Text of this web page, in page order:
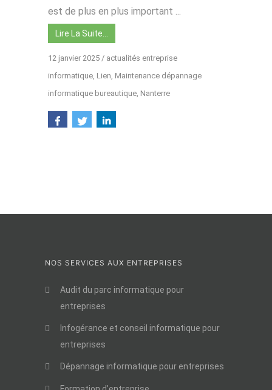
est de plus en plus important ...
Lire La Suite…
12 janvier 2025 / actualités entreprise
informatique Lien Maintenance dépannage
informatique bureautique Nanterre
NOS SERVICES AUX ENTREPRISES
Audit du parc informatique pour
entreprises
Infogérance et conseil informatique pour
entreprises
Dépannage informatique pour entreprises